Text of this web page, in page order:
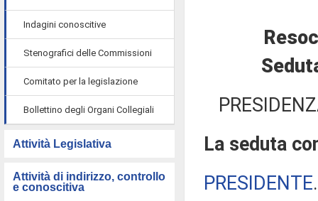
Indagini conoscitive
Stenografici delle Commissioni
Comitato per la legislazione
Bollettino degli Organi Collegiali
Attività Legislativa
Attività di indirizzo, controllo
e conoscitiva
La seduta
PRESIDENTE